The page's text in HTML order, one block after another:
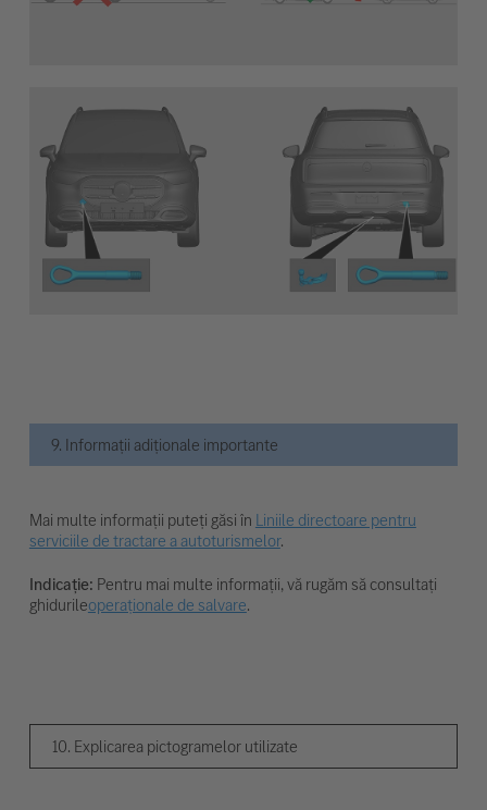
9. Informații adiționale importante
Mai multe informații puteți găsi în Liniile directoare pentru
serviciile de tractare a autoturismelor.
Indicație: Pentru mai multe informații, vă rugăm să consultați
ghidurileoperaționale de salvare.
10. Explicarea pictogramelor utilizate